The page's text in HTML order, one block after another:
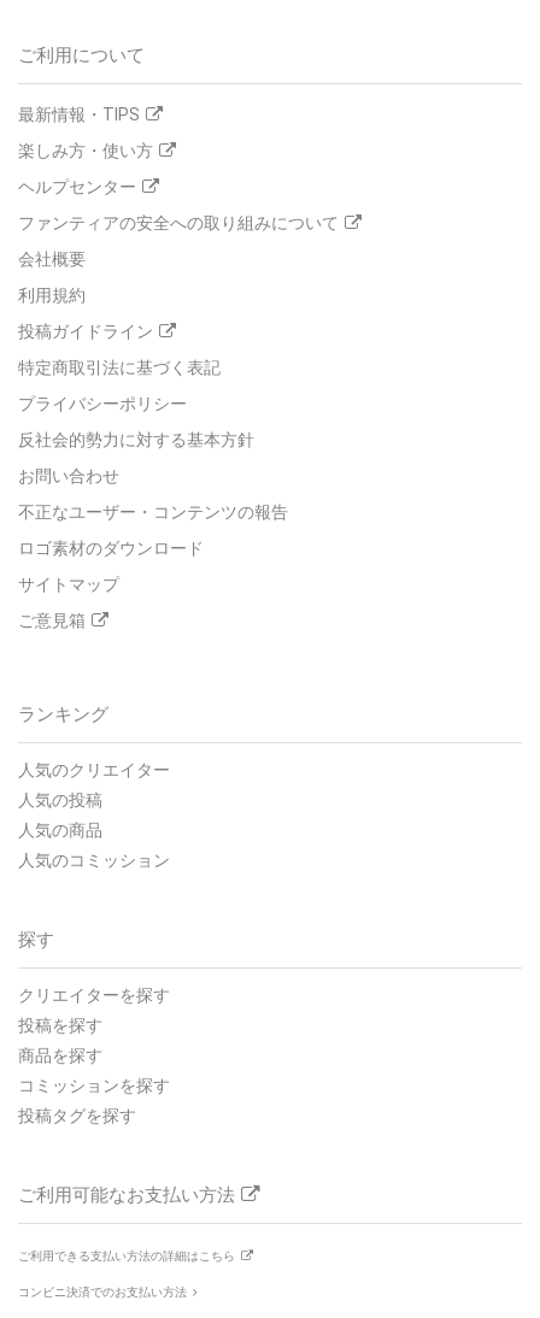
ご利用について
最新情報・TIPS
楽しみ方・使い方
ヘルプセンター
ファンティアの安全への取り組みについて
会社概要
利用規約
投稿ガイドライン
特定商取引法に基づく表記
プライバシーポリシー
反社会的勢力に対する基本方針
お問い合わせ
不正なユーザー・コンテンツの報告
ロゴ素材のダウンロード
サイトマップ
ご意見箱
ランキング
人気のクリエイター
人気の投稿
人気の商品
人気のコミッション
探す
クリエイターを探す
投稿を探す
商品を探す
コミッションを探す
投稿タグを探す
ご利用可能なお支払い方法
ご利用できる支払い方法の詳細はこちら
コンビニ決済でのお支払い方法